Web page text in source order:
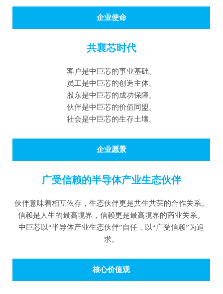
企业使命
共襄芯时代
客户是中巨芯的事业基础。
员工是中巨芯的创造主体。
股东是中巨芯的成功保障。
伙伴是中巨芯的价值同盟。
社会是中巨芯的生存土壤。
企业愿景
广受信赖的半导体产业生态伙伴
伙伴意味着相互依存，生态伙伴更是共生共荣的合作关系。
信赖是人生的最高境界，信赖更是最高境界的商业关系。
中巨芯以“半导体产业生态伙伴”自任，以“广受信赖”为追
求。
核心价值观